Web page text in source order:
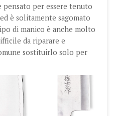
per essere tenuto
è solitamente sagomato
di manico è anche molto
da riparare e
sostituirlo solo per